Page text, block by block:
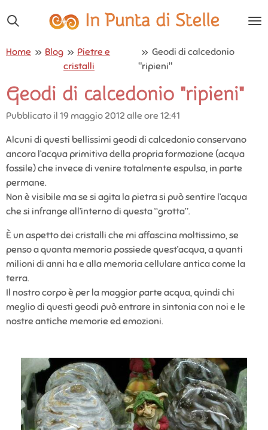
Vai
al
principale
In Punta di Stelle
Home » Blog » Pietre e
cristalli
» Geodi di calcedonio
"ripieni"
Geodi di calcedonio "ripieni"
Pubblicato il 19 maggio 2012 alle ore 12:41
Alcuni di questi bellissimi geodi di calcedonio conservano
ancora l’acqua primitiva della propria formazione (acqua
fossile) che invece di venire totalmente espulsa, in parte
permane.
Non è visibile ma se si agita la pietra si può sentire l’acqua
che si infrange all’interno di questa “grotta”.
È un aspetto dei cristalli che mi affascina moltissimo, se
penso a quanta memoria possiede quest’acqua, a quanti
milioni di anni ha e alla memoria cellulare antica come la
terra.
Il nostro corpo è per la maggior parte acqua, quindi chi
meglio di questi geodi può entrare in sintonia con noi e le
nostre antiche memorie ed emozioni.